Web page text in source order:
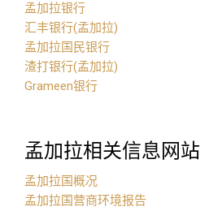
孟加拉银行
汇丰银行(孟加拉)
孟加拉国民银行
渣打银行(孟加拉)
Grameen银行
孟加拉相关信息网站
孟加拉国概况
孟加拉国营商环境报告